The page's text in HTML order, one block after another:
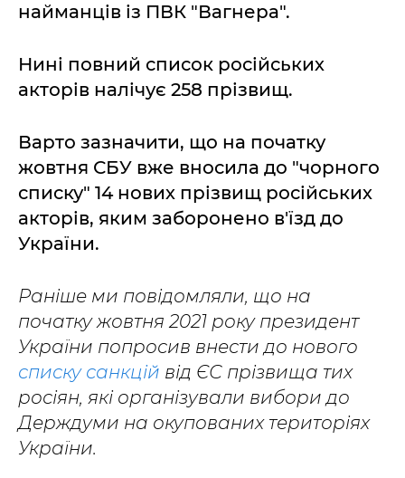
найманців із ПВК "Вагнера".
Нині повний список російських
акторів налічує 258 прізвищ.
Варто зазначити, що на початку
жовтня СБУ вже вносила до "чорного
списку" 14 нових прізвищ російських
акторів, яким заборонено в'їзд до
України.
Раніше ми повідомляли, що на
початку жовтня 2021 року президент
України попросив внести до нового
списку санкцій від ЄС прізвища тих
росіян, які організували вибори до
Держдуми на окупованих територіях
України.